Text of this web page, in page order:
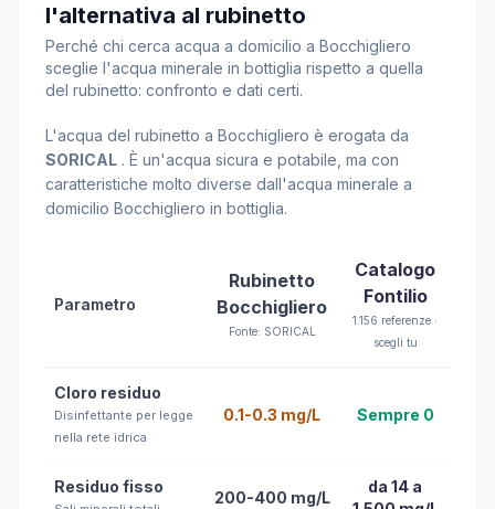
l'alternativa al rubinetto
Perché chi cerca acqua a domicilio a Bocchigliero
sceglie l'acqua minerale in bottiglia rispetto a quella
del rubinetto: confronto e dati certi.
L'acqua del rubinetto a Bocchigliero è erogata da
SORICAL . È un'acqua sicura e potabile, ma con
caratteristiche molto diverse dall'acqua minerale a
domicilio Bocchigliero in bottiglia.
Parametro
Rubinetto
Bocchigliero
Fonte: SORICAL
Catalogo
Fontilio
1.156 referenze ·
scegli tu
Cloro residuo
Disinfettante per legge
nella rete idrica
0.1-0.3 mg/L Sempre 0
Residuo fisso
200-400 mg/L
da 14 a